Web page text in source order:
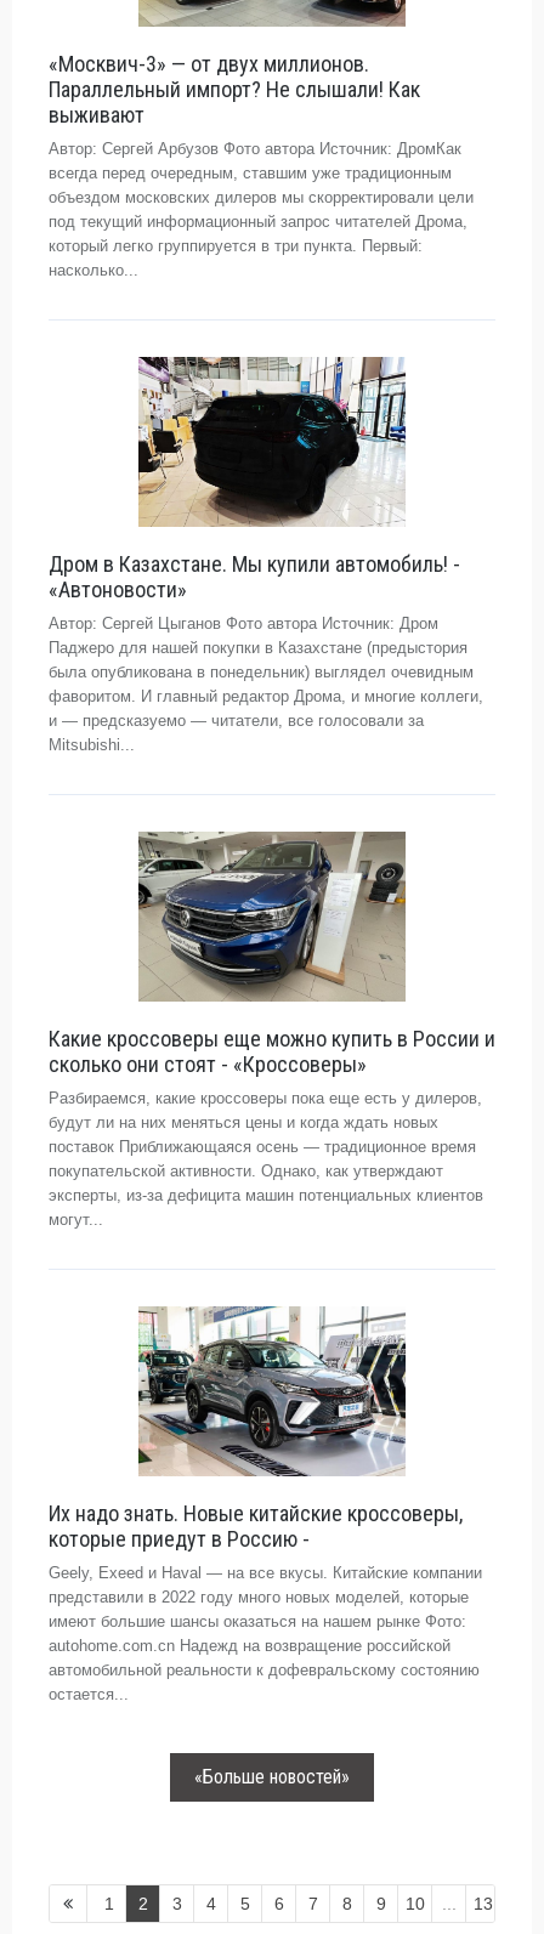
«Москвич-3» — от двух миллионов.
Параллельный импорт? Не слышали! Как
выживают
Автор: Сергей Арбузов Фото автора Источник: ДромКак
всегда перед очередным, ставшим уже традиционным
объездом московских дилеров мы скорректировали цели
под текущий информационный запрос читателей Дрома,
который легко группируется в три пункта. Первый:
насколько...
Дром в Казахстане. Мы купили автомобиль! -
«Автоновости»
Автор: Сергей Цыганов Фото автора Источник: Дром
Паджеро для нашей покупки в Казахстане (предыстория
была опубликована в понедельник) выглядел очевидным
фаворитом. И главный редактор Дрома, и многие коллеги,
и — предсказуемо — читатели, все голосовали за
Mitsubishi...
Какие кроссоверы еще можно купить в России и
сколько они стоят - «Кроссоверы»
Разбираемся, какие кроссоверы пока еще есть у дилеров,
будут ли на них меняться цены и когда ждать новых
поставок Приближающаяся осень — традиционное время
покупательской активности. Однако, как утверждают
эксперты, из-за дефицита машин потенциальных клиентов
могут...
Их надо знать. Новые китайские кроссоверы,
которые приедут в Россию -
Geely, Exeed и Haval — на все вкусы. Китайские компании
представили в 2022 году много новых моделей, которые
имеют большие шансы оказаться на нашем рынке Фото:
autohome.com.cn Надежд на возвращение российской
автомобильной реальности к дофевральскому состоянию
остается...
«Больше новостей»
1 2 3 4 5 6 7 8 9 10 13